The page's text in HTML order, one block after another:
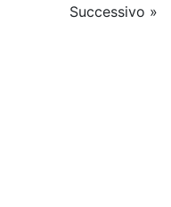
Successivo »